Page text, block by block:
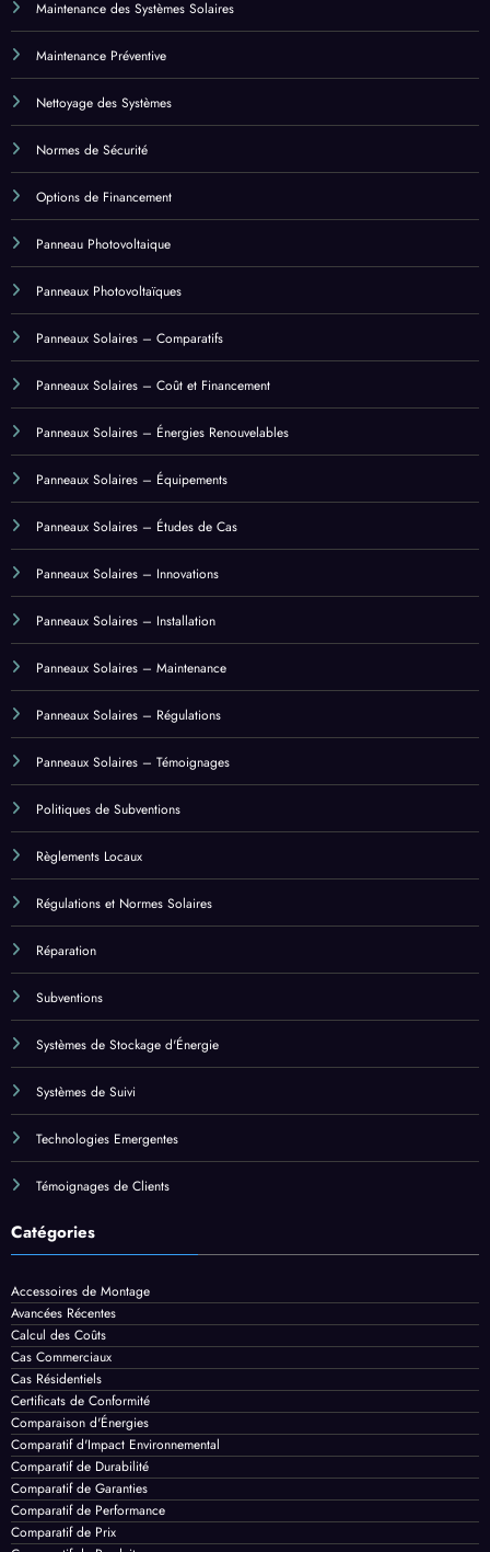
Maintenance Préventive
Nettoyage des Systèmes
Normes de Sécurité
Options de Financement
Panneau Photovoltaique
Panneaux Photovoltaïques
Panneaux Solaires – Comparatifs
Panneaux Solaires – Coût et Financement
Panneaux Solaires – Énergies Renouvelables
Panneaux Solaires – Équipements
Panneaux Solaires – Études de Cas
Panneaux Solaires – Innovations
Panneaux Solaires – Installation
Panneaux Solaires – Maintenance
Panneaux Solaires – Régulations
Panneaux Solaires – Témoignages
Politiques de Subventions
Règlements Locaux
Régulations et Normes Solaires
Réparation
Subventions
Systèmes de Stockage d'Énergie
Systèmes de Suivi
Technologies Emergentes
Témoignages de Clients
Catégories
Accessoires de Montage
Calcul des Coûts
Cas Commerciaux
Cas Résidentiels
Certificats de Conformité
Comparaison d'Énergies
Comparatif d'Impact Environnemental
Comparatif de Durabilité
Comparatif de Garanties
Comparatif de Performance
Comparatif de Prix
Comparatif de Produits
Comparatifs de Panneaux Solaires